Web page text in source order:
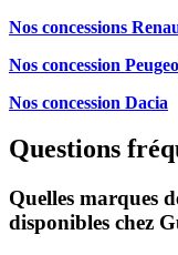
Nos concessions
Nos concession
Nos concession Dacia
Questions
Quelles marques
disponibles chez